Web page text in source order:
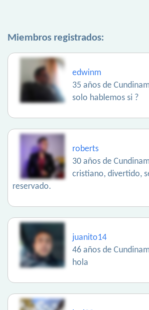
Miembros registrados:
edwinm
35 años de
solo hablemos si ?
roberts
30 años de
cristiano, divertido,
reservado.
juanito14
46 años de
hola